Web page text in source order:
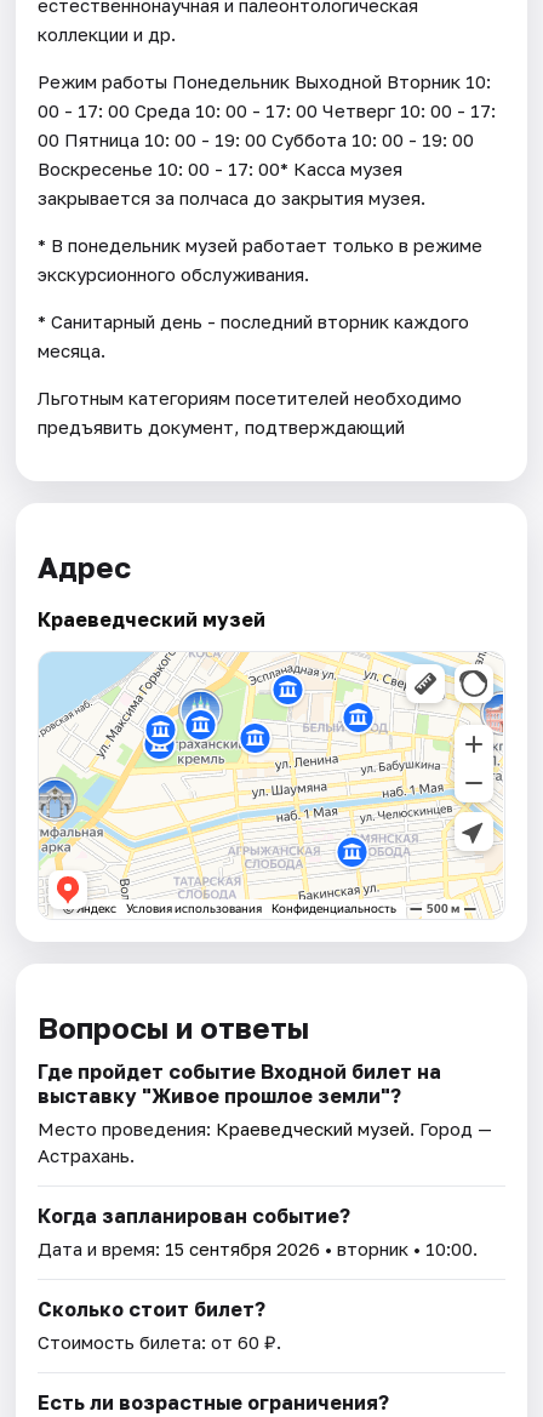
естественнонаучная и палеонтологическая
коллекции и др.
Режим работы Понедельник Выходной Вторник 10:
00 - 17: 00 Среда 10: 00 - 17: 00 Четверг 10: 00 - 17:
00 Пятница 10: 00 - 19: 00 Суббота 10: 00 - 19: 00
Воскресенье 10: 00 - 17: 00* Касса музея
закрывается за полчаса до закрытия музея.
* В понедельник музей работает только в режиме
экскурсионного обслуживания.
* Санитарный день - последний вторник каждого
месяца.
Льготным категориям посетителей необходимо
предъявить документ, подтверждающий
Адрес
Краеведческий музей
Вопросы и ответы
Где пройдет событие Входной билет на
выставку "Живое прошлое земли"?
Место проведения: Краеведческий музей. Город —
Астрахань.
Когда запланирован событие?
Дата и время: 15 сентября 2026 • вторник • 10:00.
Сколько стоит билет?
Стоимость билета: от 60 ₽.
Есть ли возрастные ограничения?